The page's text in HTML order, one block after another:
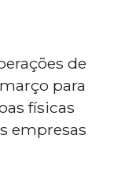
de
para
físicas
empresas